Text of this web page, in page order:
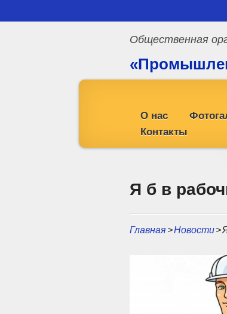
Общественная
О нас
Контакты
Я б в
Главная>Новости>